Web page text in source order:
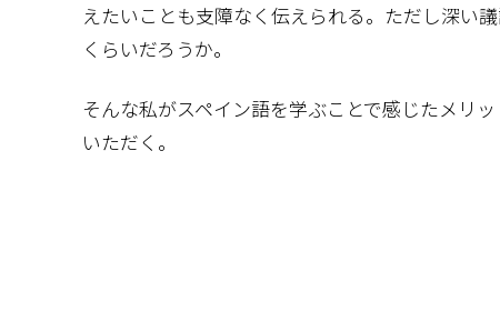
えたいことも支障なく伝えられる。ただし深い
くらいだろうか。
そんな私がスペイン語を学ぶことで感じたメリ
いただく。